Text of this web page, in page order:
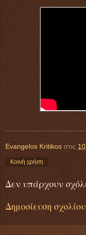
Evangelos Kritikos στις
Κοινή χρήση
Δεν υπάρχουν
Δημοσίευση σχολίου